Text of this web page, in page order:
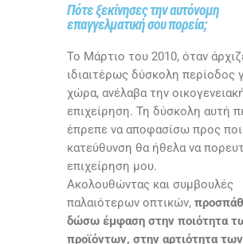
Πότε ξεκίνησες την αυτόνομη
επαγγελματική σου πορεία;
Το Μάρτιο του 2010, όταν
ιδιαιτέρως δύσκολη περίοδος
χώρα, ανέλαβα την
επιχείρηση. Τη δύσκολη αυτή
έπρεπε να αποφασίσω προς
κατεύθυνση θα ήθελα να
επιχείρηση μου.
Ακολουθώντας και συμβουλές
παλαιότερων οπτικών,
δώσω έμφαση στην ποιότητα
προϊόντων, στην αρτιότητα των